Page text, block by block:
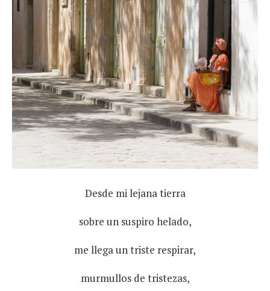
Desde mi lejana tierra
sobre un suspiro helado,
me llega un triste respirar,
murmullos de tristezas,